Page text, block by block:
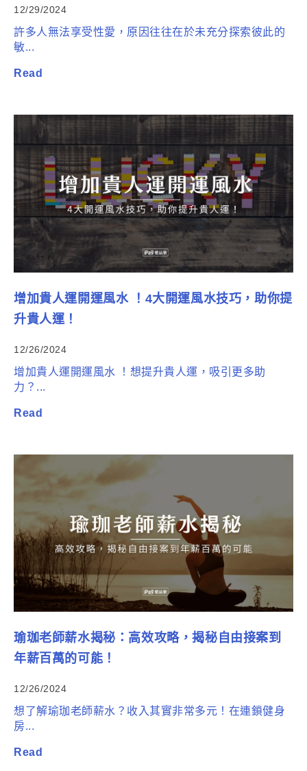
12/29/2024
許多人無法享受性愛，原因往往在於未充分探索彼此的
敏...
Read
增加貴人運開運風水 ！4大開運風水技巧，助你提
升貴人運！
12/26/2024
增加貴人運開運風水 ！想提升貴人運，吸引更多助
力？...
Read
瑜珈老師薪水揭秘：高效攻略，揭秘自由接案到
年薪百萬的可能！
12/26/2024
想了解瑜珈老師薪水？收入其實非常多元！在連鎖健身
房...
Read